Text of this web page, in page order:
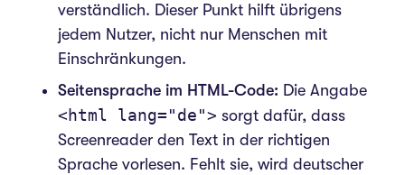
verständlich. Dieser Punkt hilft übrigens
jedem Nutzer, nicht nur Menschen mit
Einschränkungen.
Seitensprache im HTML-Code: Die Angabe
<html lang="de"> sorgt dafür, dass
Screenreader den Text in der richtigen
Sprache vorlesen. Fehlt sie, wird deutscher